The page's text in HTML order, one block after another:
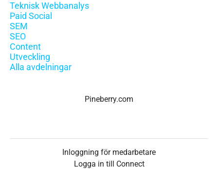
Teknisk Webbanalys
Paid Social
SEM
SEO
Content
Utveckling
Alla avdelningar
Pineberry.com
Inloggning för medarbetare
Logga in till Connect